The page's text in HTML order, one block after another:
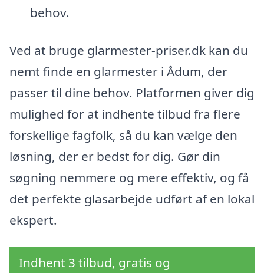
behov.
Ved at bruge glarmester-priser.dk kan du
nemt finde en glarmester i Ådum, der
passer til dine behov. Platformen giver dig
mulighed for at indhente tilbud fra flere
forskellige fagfolk, så du kan vælge den
løsning, der er bedst for dig. Gør din
søgning nemmere og mere effektiv, og få
det perfekte glasarbejde udført af en lokal
ekspert.
Indhent 3 tilbud, gratis og